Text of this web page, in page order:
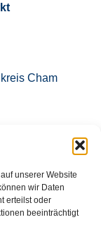
unserer Website
wir Daten
erteilst oder
beeinträchtigt
Cham